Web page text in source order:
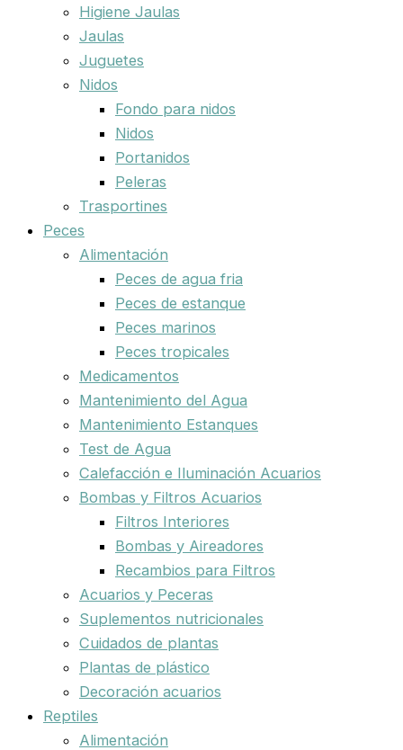
Higiene Jaulas
Jaulas
Juguetes
Nidos
Fondo para nidos
Nidos
Portanidos
Peleras
Trasportines
Peces
Alimentación
Peces de agua fria
Peces de estanque
Peces marinos
Peces tropicales
Medicamentos
Mantenimiento del Agua
Mantenimiento Estanques
Test de Agua
Calefacción e Iluminación Acuarios
Bombas y Filtros Acuarios
Filtros Interiores
Bombas y Aireadores
Recambios para Filtros
Acuarios y Peceras
Suplementos nutricionales
Cuidados de plantas
Plantas de plástico
Decoración acuarios
Reptiles
Alimentación